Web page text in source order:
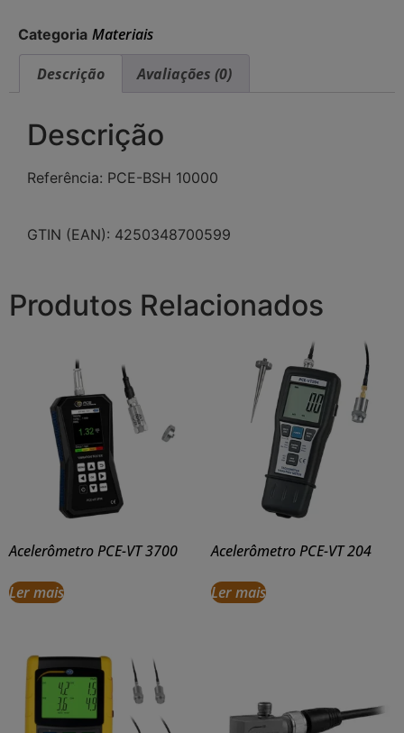
Categoria Materiais
Descrição
Avaliações (0)
Descrição
Referência: PCE-BSH 10000
GTIN (EAN): 4250348700599
Produtos Relacionados
Acelerômetro PCE-VT 3700
Ler mais
Acelerômetro PCE-VT 204
Ler mais